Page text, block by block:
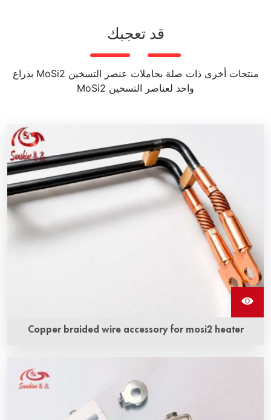
قد تعجبك
منتجات أخرى ذات صلة بحاملات عنصر التسخين MoSi2 بذراع
واحد لعناصر التسخين MoSi2
Copper braided wire accessory for mosi2 heater
النحاسي المضفور وعنصر التسخين من مركب ثاني أكسيد
الموليبدينوم الذي يتم دمجه بشكل وثيق بواسطة تقنية خاصة لتكوين
هيكل متكامل.